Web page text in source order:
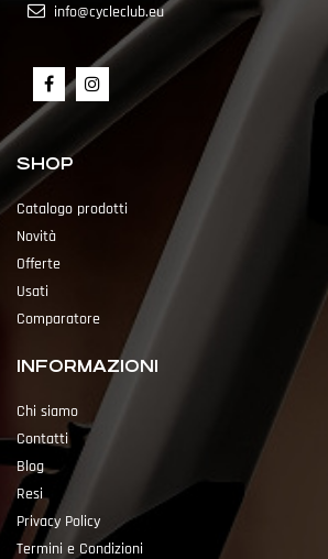
info@cycleclub.eu
SHOP
Catalogo prodotti
Novità
Offerte
Usati
Comparatore
INFORMAZIONI
Chi siamo
Contatti
Blog
Resi
Privacy Policy
Termini e Condizioni